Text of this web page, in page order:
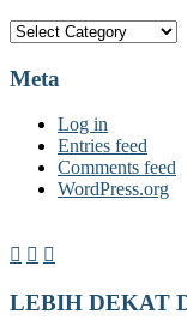
Categories
Meta
Log in
Entries feed
Comments feed
WordPress.org
LEBIH DEKAT